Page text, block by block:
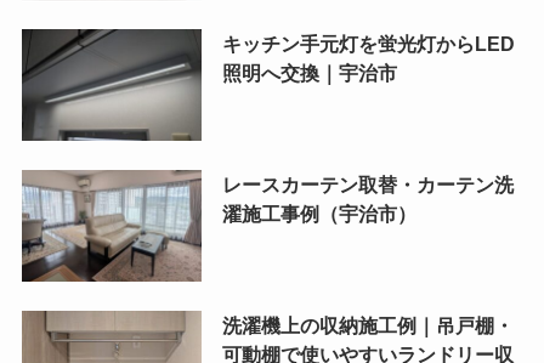
キッチン手元灯を蛍光灯からLED
照明へ交換｜宇治市
レースカーテン取替・カーテン洗
濯施工事例（宇治市）
洗濯機上の収納施工例｜吊戸棚・
可動棚で使いやすいランドリー収